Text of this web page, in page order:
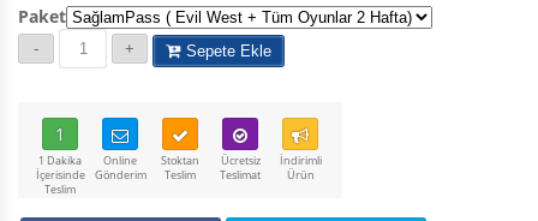
Paket
Sepete Ekle
1
1 Dakika
İçerisinde
Teslim
Online
Gönderim
Stoktan
Teslim
Ücretsiz
Teslimat
İndirimli
Ürün